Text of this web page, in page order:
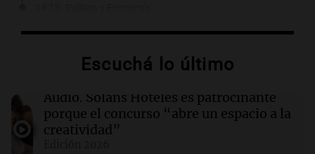
$2.000 millones
Guillermo López
14:08 Sociedad
Hallaron un cuerpo en el riacho Santa Fe e
investigan si es el kitesurfista desaparecido
Escuchá lo último
Audio. Solans Hoteles es patrocinante
porque el concurso “abre un espacio a la
creatividad”